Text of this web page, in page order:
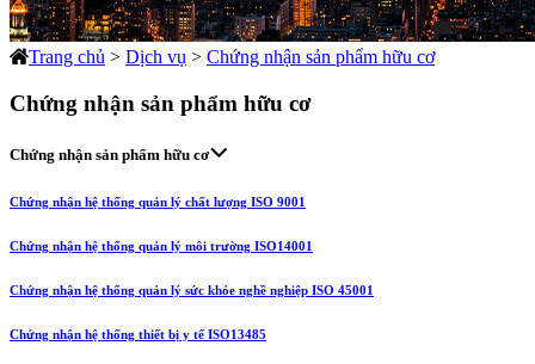
Trang chủ > Dịch vụ > Chứng nhận sản phẩm hữu cơ
Chứng nhận sản phẩm hữu cơ
Chứng nhận sản phẩm hữu cơ
Chứng nhận hệ thống quản lý chất lượng ISO 9001
Chứng nhận hệ thống quản lý môi trường ISO14001
Chứng nhận hệ thống quản lý sức khỏe nghề nghiệp ISO 45001
Chứng nhận hệ thống thiết bị y tế ISO13485